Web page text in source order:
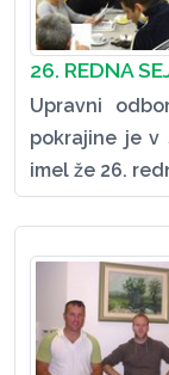
26. REDNA
Upravni
pokrajine je v
imel že 26.